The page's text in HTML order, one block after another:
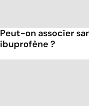
Peut-on associer
ibuprofène ?